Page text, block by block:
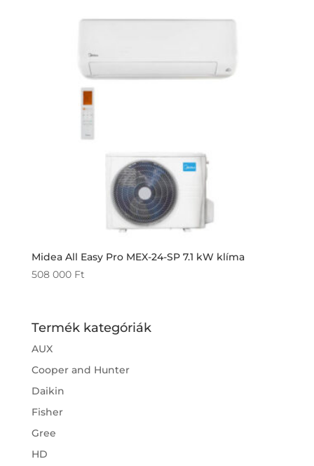
Midea All Easy Pro MEX-24-SP 7.1 kW klíma
508 000 Ft
Termék kategóriák
AUX
Cooper and Hunter
Daikin
Fisher
Gree
HD